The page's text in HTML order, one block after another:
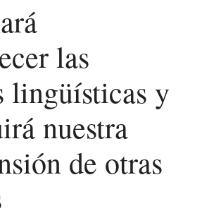
las
lingüísticas y
nuestra
de otras